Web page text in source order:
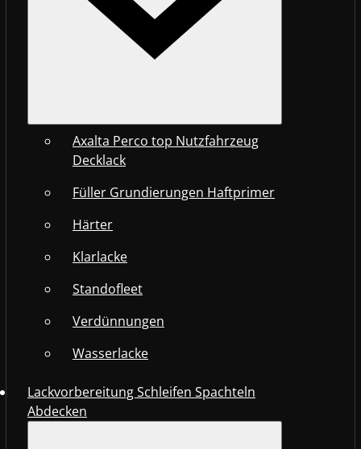
Axalta Perco top Nutzfahrzeug
Decklack
Füller Grundierungen Haftprimer
Härter
Klarlacke
Standofleet
Verdünnungen
Wasserlacke
Lackvorbereitung Schleifen Spachteln
Abdecken